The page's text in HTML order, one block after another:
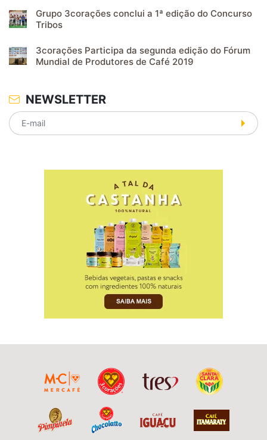
Grupo 3corações conclui a 1ª edição do Concurso
Tribos
3corações Participa da segunda edição do Fórum
Mundial de Produtores de Café 2019
NEWSLETTER